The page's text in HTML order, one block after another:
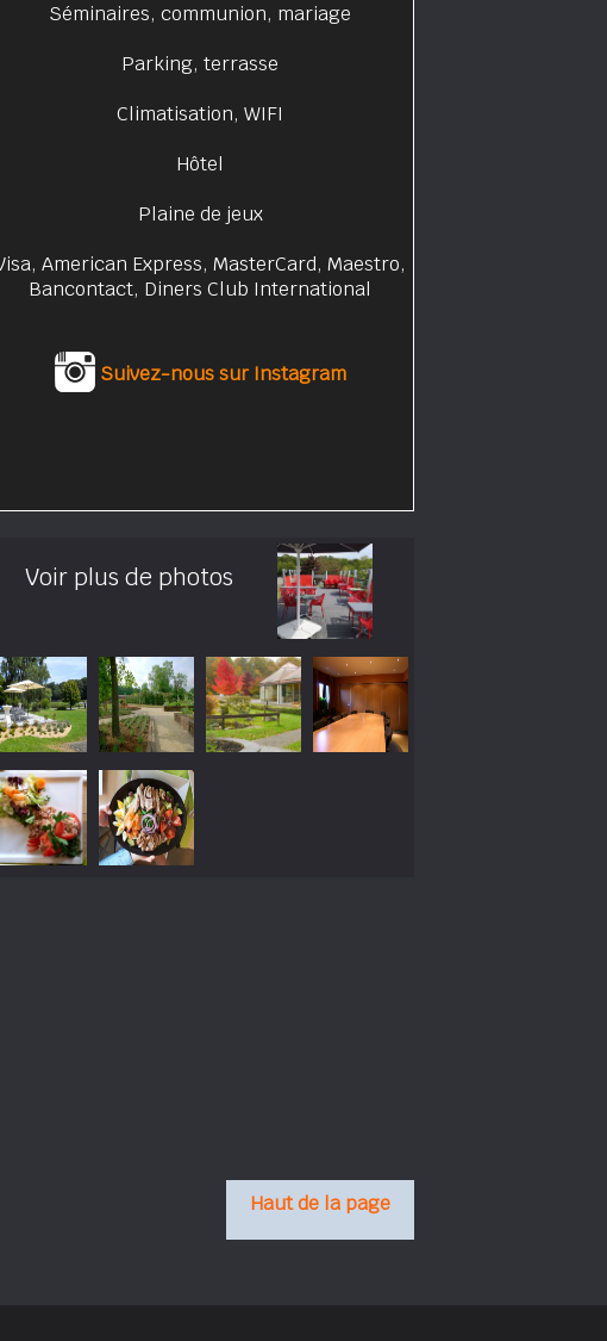
Séminaires, communion, mariage
Parking, terrasse
Climatisation, WIFI
Hôtel
Plaine de jeux
American Express, MasterCard, Maestro,
Bancontact, Diners Club International
Suivez-nous sur Instagram
Voir plus de photos
Haut de la page